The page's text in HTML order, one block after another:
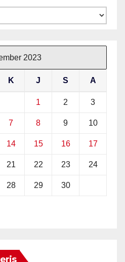
2023
K J S A
1 2 3
7 8 9 10
14 15 16 17
21 22 23 24
28 29 30